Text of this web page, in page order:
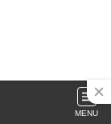
MENU